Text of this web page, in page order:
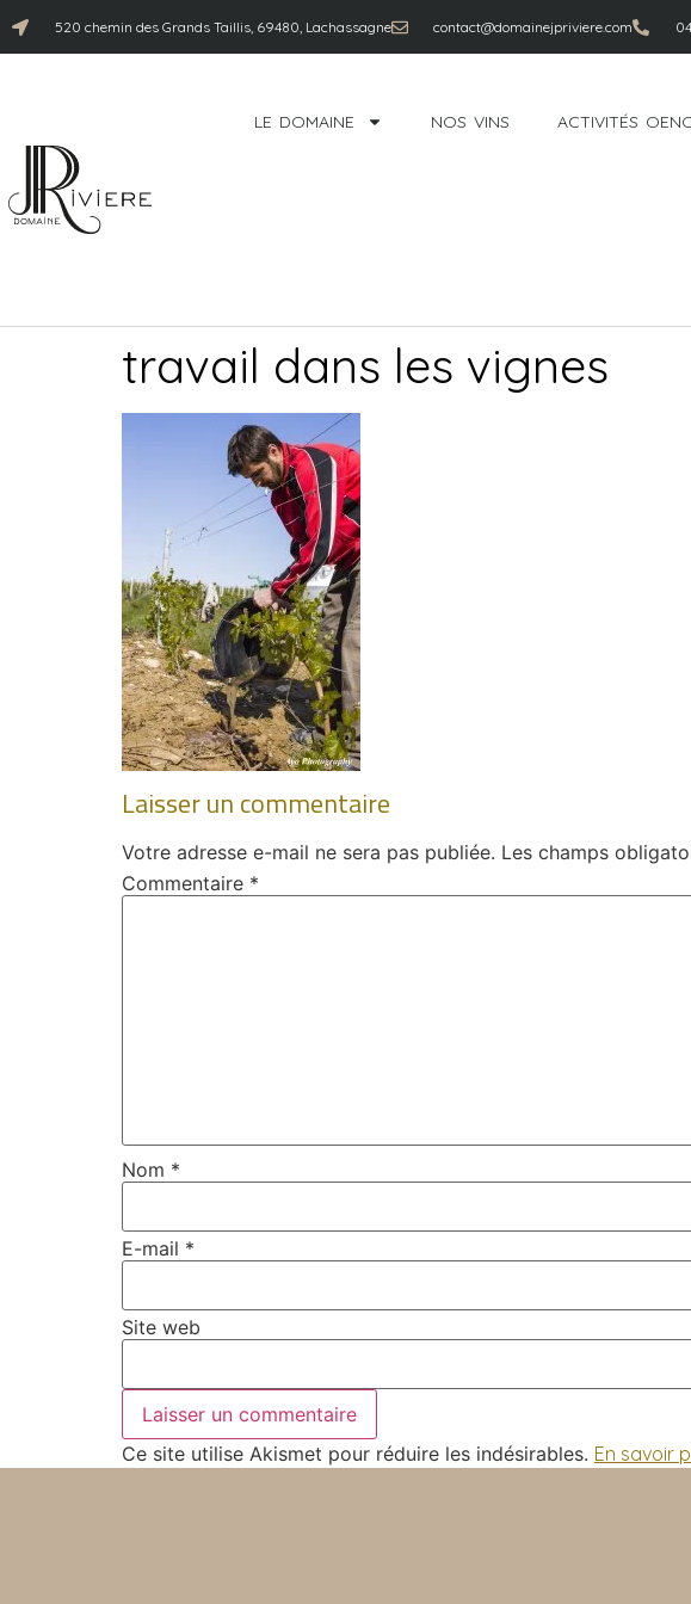
520 chemin des Grands Taillis, 69480, Lachassagne contact@domainejpriviere.com
LE DOMAINE NOS VINS ACTIVITÉS
travail dans les vignes
Laisser un commentaire
Votre adresse e-mail ne sera pas publiée. Les champs
Commentaire *
Nom *
E-mail *
Site web
Ce site utilise Akismet pour réduire les indésirables. En savoir